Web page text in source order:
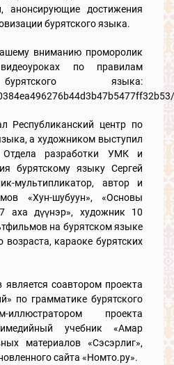
анонсирующие достижения
бурятского языка.
вниманию проморолик
по правилам
языка:
Республиканский центр по
а художником выступил
Отдела разработки УМК и
бурятскому языку Сергей
мультипликатор, автор и
«Хун-шубуун», «Основы
аха дүүнэр», художник 10
на бурятском языке
возраста, караоке бурятских
соавтором проекта
по грамматике бурятского
иллюстратором проекта
учебник «Амар
материалов «Сэсэрлиг»,
сайта «Номто.ру».